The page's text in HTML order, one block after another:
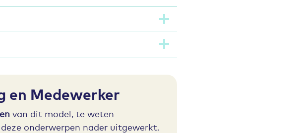
en Medewerker
van dit model, te weten
onderwerpen nader uitgewerkt.